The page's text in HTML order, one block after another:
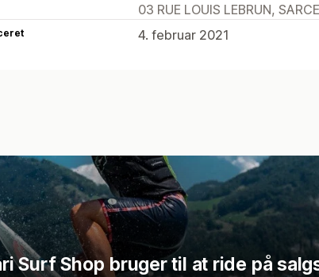
03 RUE LOUIS LEBRUN,
4. februar 2021
Surf Shop bruger til at ride på